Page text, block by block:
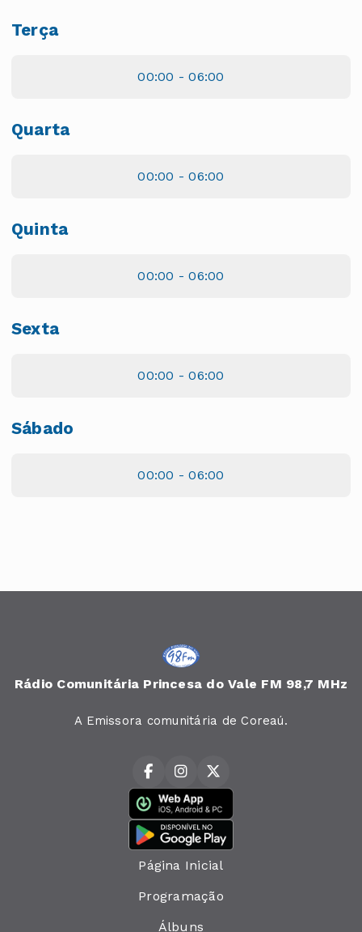
Terça
00:00 - 06:00
Quarta
00:00 - 06:00
Quinta
00:00 - 06:00
Sexta
00:00 - 06:00
Sábado
00:00 - 06:00
Rádio Comunitária Princesa do Vale FM 98,7 MHz
A Emissora comunitária de Coreaú.
Página Inicial
Programação
Álbuns